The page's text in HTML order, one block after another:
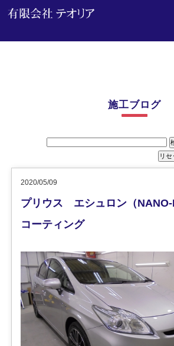
施工ブログ
2020/05/09
プリウス エシュロン（NANO-
コーティング